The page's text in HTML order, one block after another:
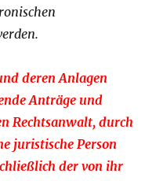
deren Anlagen
Anträge und
Rechtsanwalt, durch
juristische Person
der von ihr